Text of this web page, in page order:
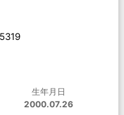
生年月日
2000.07.26